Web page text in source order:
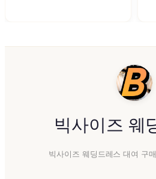
빅사이즈 웨
빅사이즈 웨딩드레스 대여 구